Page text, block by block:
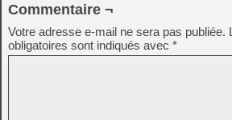
Commentaire ¬
Votre adresse e-mail ne sera pas publiée.
obligatoires sont indiqués avec *